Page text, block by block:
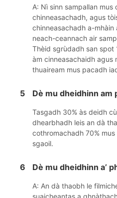
A: Nì sinn sampallan mus
chinneasachadh, agus
chinneasachadh a-mhàin
neach-ceannach air
Thèid sgrùdadh san spot
àm cinneasachaidh agus
thuaiream mus pacadh
5 Dè mu dheidhinn am
Tasgadh 30% às deidh
dhearbhadh leis an dà
cothromachadh 70%
sgaoil.
6 Dè mu dheidhinn a’
A: An dà thaobh le